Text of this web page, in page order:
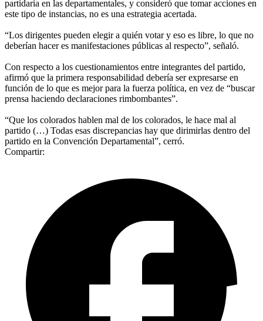
partidaria en las departamentales, y consideró que tomar acciones en
este tipo de instancias, no es una estrategia acertada.
“Los dirigentes pueden elegir a quién votar y eso es libre, lo que no
deberían hacer es manifestaciones públicas al respecto”, señaló.
Con respecto a los cuestionamientos entre integrantes del partido,
afirmó que la primera responsabilidad debería ser expresarse en
función de lo que es mejor para la fuerza política, en vez de “buscar
prensa haciendo declaraciones rimbombantes”.
“Que los colorados hablen mal de los colorados, le hace mal al
partido (…) Todas esas discrepancias hay que dirimirlas dentro del
partido en la Convención Departamental”, cerró.
Compartir: